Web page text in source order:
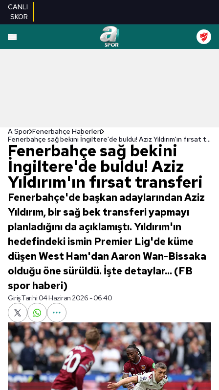
CANLI
SKOR
A Spor Fenerbahçe Haberleri
Fenerbahçe sağ bekini İngiltere'de buldu! Aziz Yıldırım'ın fırsat transferi
Fenerbahçe sağ bekini
İngiltere'de buldu! Aziz
Yıldırım'ın fırsat transferi
Fenerbahçe'de başkan adaylarından Aziz
Yıldırım, bir sağ bek transferi yapmayı
planladığını da açıklamıştı. Yıldırım'ın
hedefindeki ismin Premier Lig'de küme
düşen West Ham'dan Aaron Wan-Bissaka
olduğu öne sürüldü. İşte detaylar... (FB
spor haberi)
Giriş Tarihi:04 Haziran 2026 - 06:40